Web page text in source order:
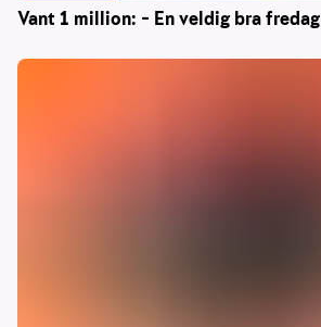
Vant 1 million: – En veldig bra fredag